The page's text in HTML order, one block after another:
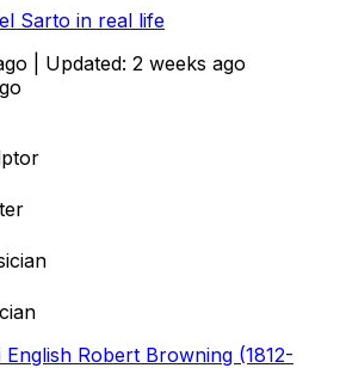
Sarto in real life
| Updated: 2 weeks ago
English Robert Browning (1812-